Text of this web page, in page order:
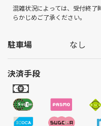
混雑状況によっては、受付終了
らかじめご了承ください。
駐車場 なし
決済手段